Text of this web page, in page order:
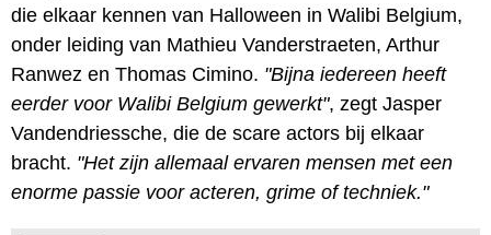
die elkaar kennen van Halloween in Walibi Belgium,
onder leiding van Mathieu Vanderstraeten, Arthur
Ranwez en Thomas Cimino. "Bijna iedereen heeft
eerder voor Walibi Belgium gewerkt", zegt Jasper
Vandendriessche, die de scare actors bij elkaar
bracht. "Het zijn allemaal ervaren mensen met een
enorme passie voor acteren, grime of techniek."